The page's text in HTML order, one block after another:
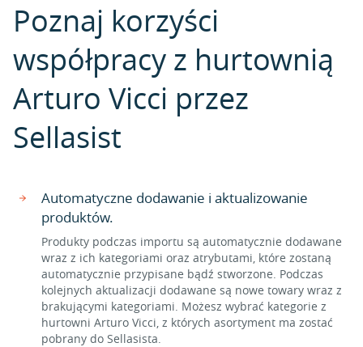
Poznaj korzyści
współpracy z hurtownią
Arturo Vicci przez
Sellasist
Automatyczne dodawanie i aktualizowanie
produktów.
Produkty podczas importu są automatycznie dodawane
wraz z ich kategoriami oraz atrybutami, które zostaną
automatycznie przypisane bądź stworzone. Podczas
kolejnych aktualizacji dodawane są nowe towary wraz z
brakującymi kategoriami. Możesz wybrać kategorie z
hurtowni Arturo Vicci, z których asortyment ma zostać
pobrany do Sellasista.